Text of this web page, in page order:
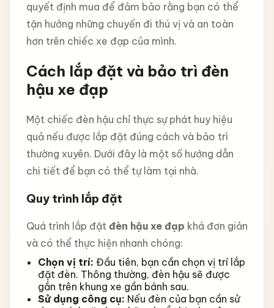
quyết định mua để đảm bảo rằng bạn có thể
tận hưởng những chuyến đi thú vị và an toàn
hơn trên chiếc xe đạp của mình.
Cách lắp đặt và bảo trì đèn
hậu xe đạp
Một chiếc đèn hậu chỉ thực sự phát huy hiệu
quả nếu được lắp đặt đúng cách và bảo trì
thường xuyên. Dưới đây là một số hướng dẫn
chi tiết để bạn có thể tự làm tại nhà.
Quy trình lắp đặt
Quá trình lắp đặt đèn hậu xe đạp khá đơn giản
và có thể thực hiện nhanh chóng:
Chọn vị trí: Đầu tiên, bạn cần chọn vị trí lắp
đặt đèn. Thông thường, đèn hậu sẽ được
gắn trên khung xe gần bánh sau.
Sử dụng công cụ: Nếu đèn của bạn cần sử